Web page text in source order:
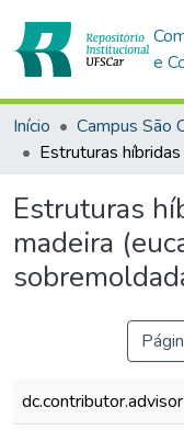
e
Início Campus São
Estruturas
madeira